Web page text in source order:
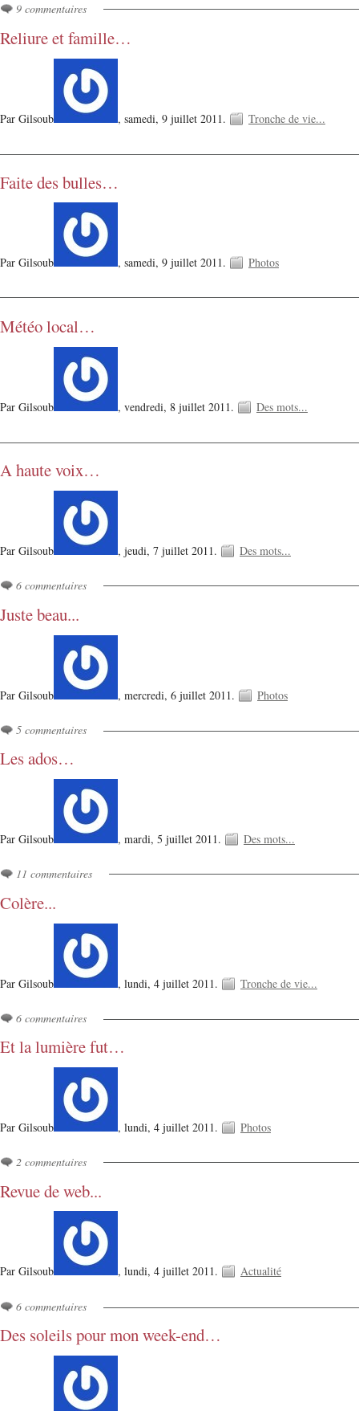
9 commentaires
Reliure et famille…
Par Gilsoub , samedi, 9 juillet 2011. Tronche de vie...
Faite des bulles…
Par Gilsoub , samedi, 9 juillet 2011. Photos
Météo local…
Par Gilsoub , vendredi, 8 juillet 2011. Des mots...
A haute voix…
Par Gilsoub , jeudi, 7 juillet 2011. Des mots...
6 commentaires
Juste beau...
Par Gilsoub , mercredi, 6 juillet 2011. Photos
5 commentaires
Les ados…
Par Gilsoub , mardi, 5 juillet 2011. Des mots...
11 commentaires
Colère...
Par Gilsoub , lundi, 4 juillet 2011. Tronche de vie...
6 commentaires
Et la lumière fut…
Par Gilsoub , lundi, 4 juillet 2011. Photos
2 commentaires
Revue de web...
Par Gilsoub , lundi, 4 juillet 2011. Actualité
6 commentaires
Des soleils pour mon week-end…